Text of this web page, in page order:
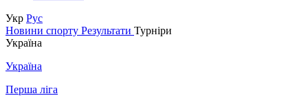
Укр Рус
Новини спорту Результати Турніри
Україна
Україна
Перша ліга